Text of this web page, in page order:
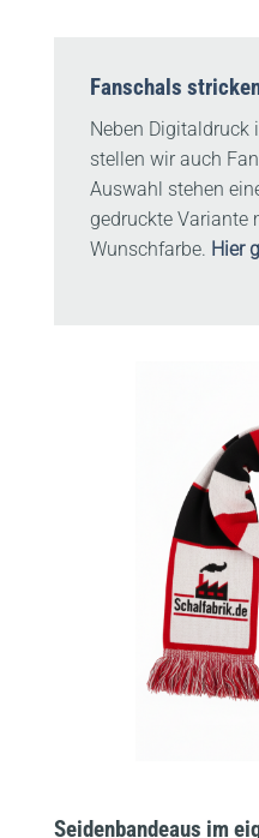
Fanschals
Neben Digitaldruck
stellen wir auch
Auswahl stehen
gedruckte Variante
Wunschfarbe. Hier
Seidenbandeaus im